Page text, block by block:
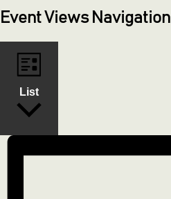
Event Views Navigation
List